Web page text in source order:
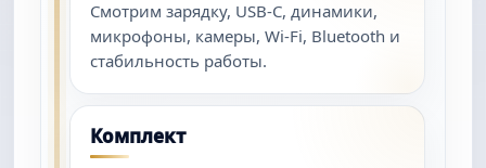
Смотрим зарядку, USB-C, динамики,
микрофоны, камеры, Wi-Fi, Bluetooth и
стабильность работы.
Комплект